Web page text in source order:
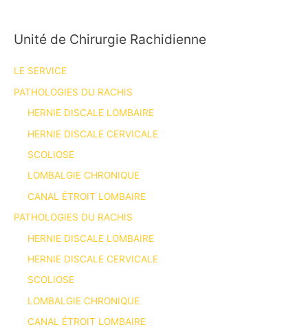
Unité de Chirurgie Rachidienne
LE SERVICE
PATHOLOGIES DU RACHIS
HERNIE DISCALE LOMBAIRE
HERNIE DISCALE CERVICALE
SCOLIOSE
LOMBALGIE CHRONIQUE
CANAL ÉTROIT LOMBAIRE
PATHOLOGIES DU RACHIS
HERNIE DISCALE LOMBAIRE
HERNIE DISCALE CERVICALE
SCOLIOSE
LOMBALGIE CHRONIQUE
CANAL ÉTROIT LOMBAIRE